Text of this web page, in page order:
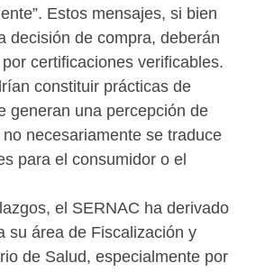
Estos mensajes, si bien
decisión de compra, deberán
certificaciones verificables.
constituir prácticas de
generan una percepción de
necesariamente se traduce
para el consumidor o el
el SERNAC ha derivado
su área de Fiscalización y
de Salud, especialmente por